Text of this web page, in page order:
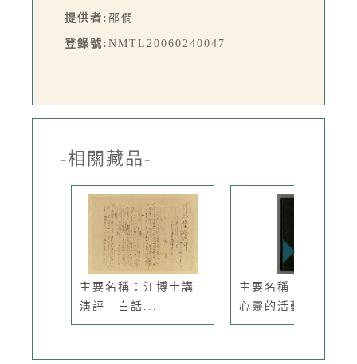
提供者: 邵僩
登錄號: NMTL20060240047
-相關藏品-
主要名稱：江博士講
演評—白話...
主要名稱：「文學是
心靈的活動...